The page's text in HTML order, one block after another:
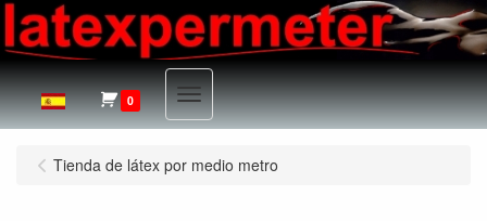
0 Menu
Tienda de látex por medio metro